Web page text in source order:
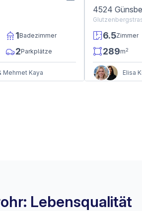
1Badezimmer
2Parkplätze
Mehmet Kaya
4524
6.5Zimmer
289m2
Elisa
Lebensqualität